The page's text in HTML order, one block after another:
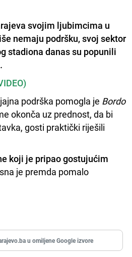
svojim ljubimcima u
nemaju podršku, svoj sektor
stadiona danas su popunili
podrška pomogla je Bordo
okonča uz prednost, da bi
gosti praktički riješili
koji je pripao gostujućim
je premda pomalo
u omiljene Google izvore